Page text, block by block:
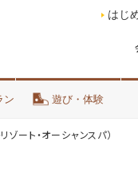
はじ
ン 遊び・体験
ート・オーシャンスパ）